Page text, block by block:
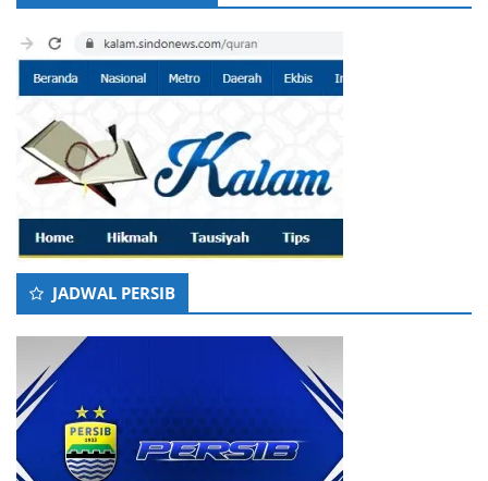
JADWAL PERSIB